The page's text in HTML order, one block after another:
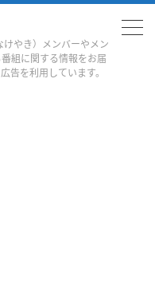
やき）メンバーやメン
組に関する情報をお届
告を利用しています。